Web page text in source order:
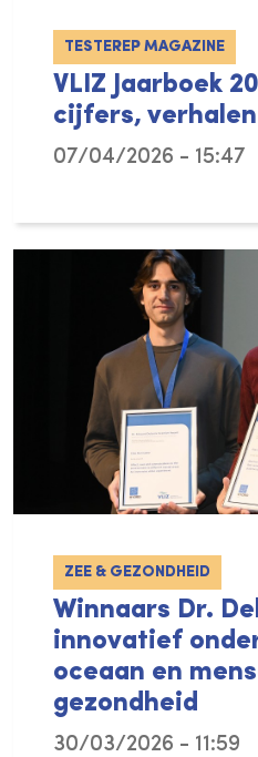
TESTEREP MAGAZINE
VLIZ Jaarboek
cijfers,
07/04/2026 - 15:47
ZEE & GEZONDHEID
Winnaars Dr.
innovatief
oceaan en
gezondheid
30/03/2026 - 11:59